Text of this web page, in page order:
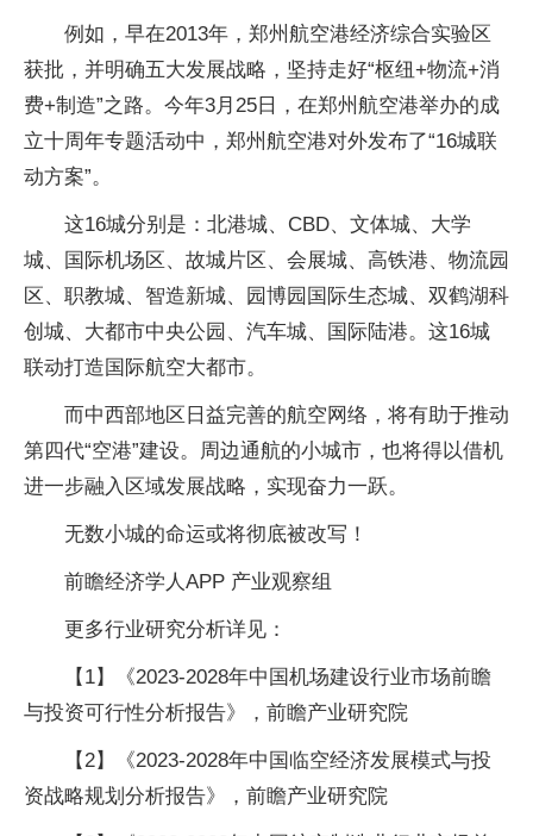
例如，早在2013年，郑州航空港经济综合实验区
获批，并明确五大发展战略，坚持走好“枢纽+物流+消
费+制造”之路。今年3月25日，在郑州航空港举办的成
立十周年专题活动中，郑州航空港对外发布了“16城联
动方案”。
这16城分别是：北港城、CBD、文体城、大学
城、国际机场区、故城片区、会展城、高铁港、物流园
区、职教城、智造新城、园博园国际生态城、双鹤湖科
创城、大都市中央公园、汽车城、国际陆港。这16城
联动打造国际航空大都市。
而中西部地区日益完善的航空网络，将有助于推动
第四代“空港”建设。周边通航的小城市，也将得以借机
进一步融入区域发展战略，实现奋力一跃。
无数小城的命运或将彻底被改写！
前瞻经济学人APP 产业观察组
更多行业研究分析详见：
【1】《2023-2028年中国机场建设行业市场前瞻
与投资可行性分析报告》，前瞻产业研究院
【2】《2023-2028年中国临空经济发展模式与投
资战略规划分析报告》，前瞻产业研究院